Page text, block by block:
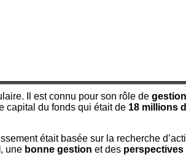
Il est connu pour son rôle de
capital du fonds qui était de 18 millions
était basée sur la recherche
, une bonne gestion et des